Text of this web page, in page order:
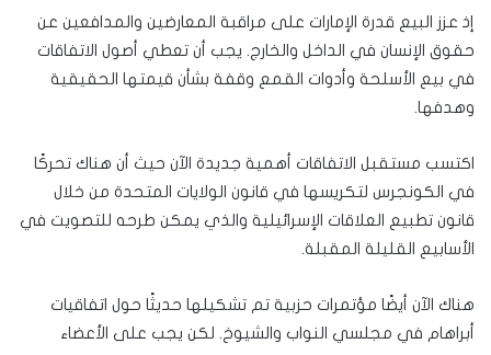
إذ عزز البيع قدرة الإمارات على مراقبة المعارضين والمدافعين عن
حقوق الإنسان في الداخل والخارج. يجب أن تعطي أصول الاتفاقات
في بيع الأسلحة وأدوات القمع وقفة بشأن قيمتها الحقيقية
وهدفها.
اكتسب مستقبل الاتفاقات أهمية جديدة الآن حيث أن هناك تحركًا
في الكونجرس لتكريسها في قانون الولايات المتحدة من خلال
قانون تطبيع العلاقات الإسرائيلية والذي يمكن طرحه للتصويت في
الأسابيع القليلة المقبلة.
هناك الآن أيضًا مؤتمرات حزبية تم تشكيلها حديثًا حول اتفاقيات
أبراهام في مجلسي النواب والشيوخ. لكن يجب على الأعضاء